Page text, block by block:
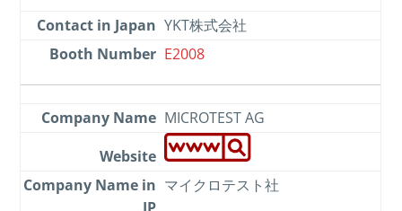
YKT株式会社
E2008
MICROTEST AG
マイクロテスト社